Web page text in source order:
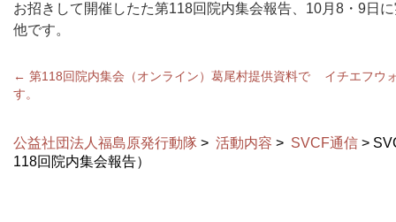
お招きして開催したた第118回院内集会報告、10月8・9日
他です。
← 第118回院内集会（オンライン）葛尾村提供資料で
す。
イチエフウ
公益社団法人福島原発行動隊 > 活動内容 > SVCF通信 >
118回院内集会報告）